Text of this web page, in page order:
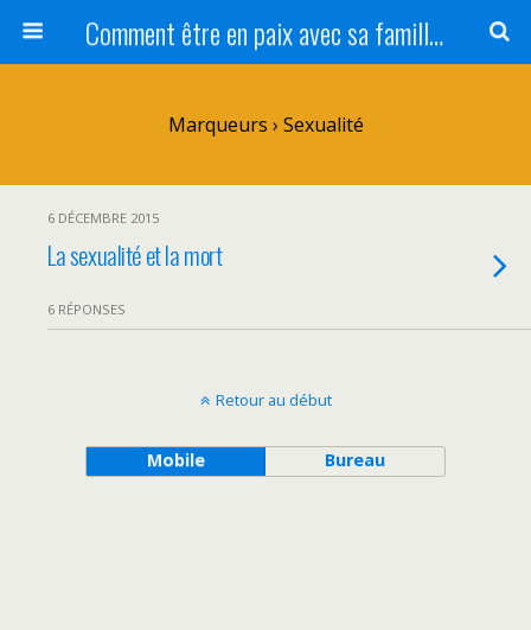
Comment être en paix avec sa famille ?
Marqueurs › Sexualité
6 DÉCEMBRE 2015
La sexualité et la mort
6 RÉPONSES
Retour au début
Mobile Bureau